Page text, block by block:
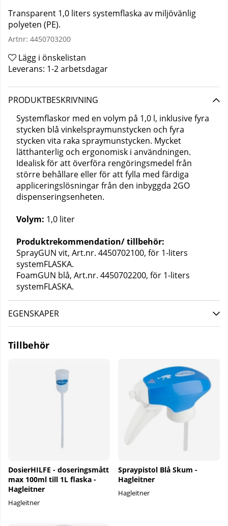
Transparent 1,0 liters systemflaska av miljövänlig
polyeten (PE).
Artnr: 4450703200
Lägg i önskelistan
Leverans: 1-2 arbetsdagar
PRODUKTBESKRIVNING
Systemflaskor med en volym på 1,0 l, inklusive fyra
stycken blå vinkelspraymunstycken och fyra
stycken vita raka spraymunstycken. Mycket
lätthanterlig och ergonomisk i användningen.
Idealisk för att överföra rengöringsmedel från
större behållare eller för att fylla med färdiga
appliceringslösningar från den inbyggda 2GO
dispenseringsenheten.
Volym: 1,0 liter
Produktrekommendation/ tillbehör:
SprayGUN vit, Art.nr. 4450702100, för 1-liters
systemFLASKA.
FoamGUN blå, Art.nr. 4450702200, för 1-liters
systemFLASKA.
EGENSKAPER
Tillbehör
DosierHILFE - doseringsmått
max 100ml till 1L flaska -
Hagleitner
Hagleitner
Spraypistol Blå Skum -
Hagleitner
Hagleitner